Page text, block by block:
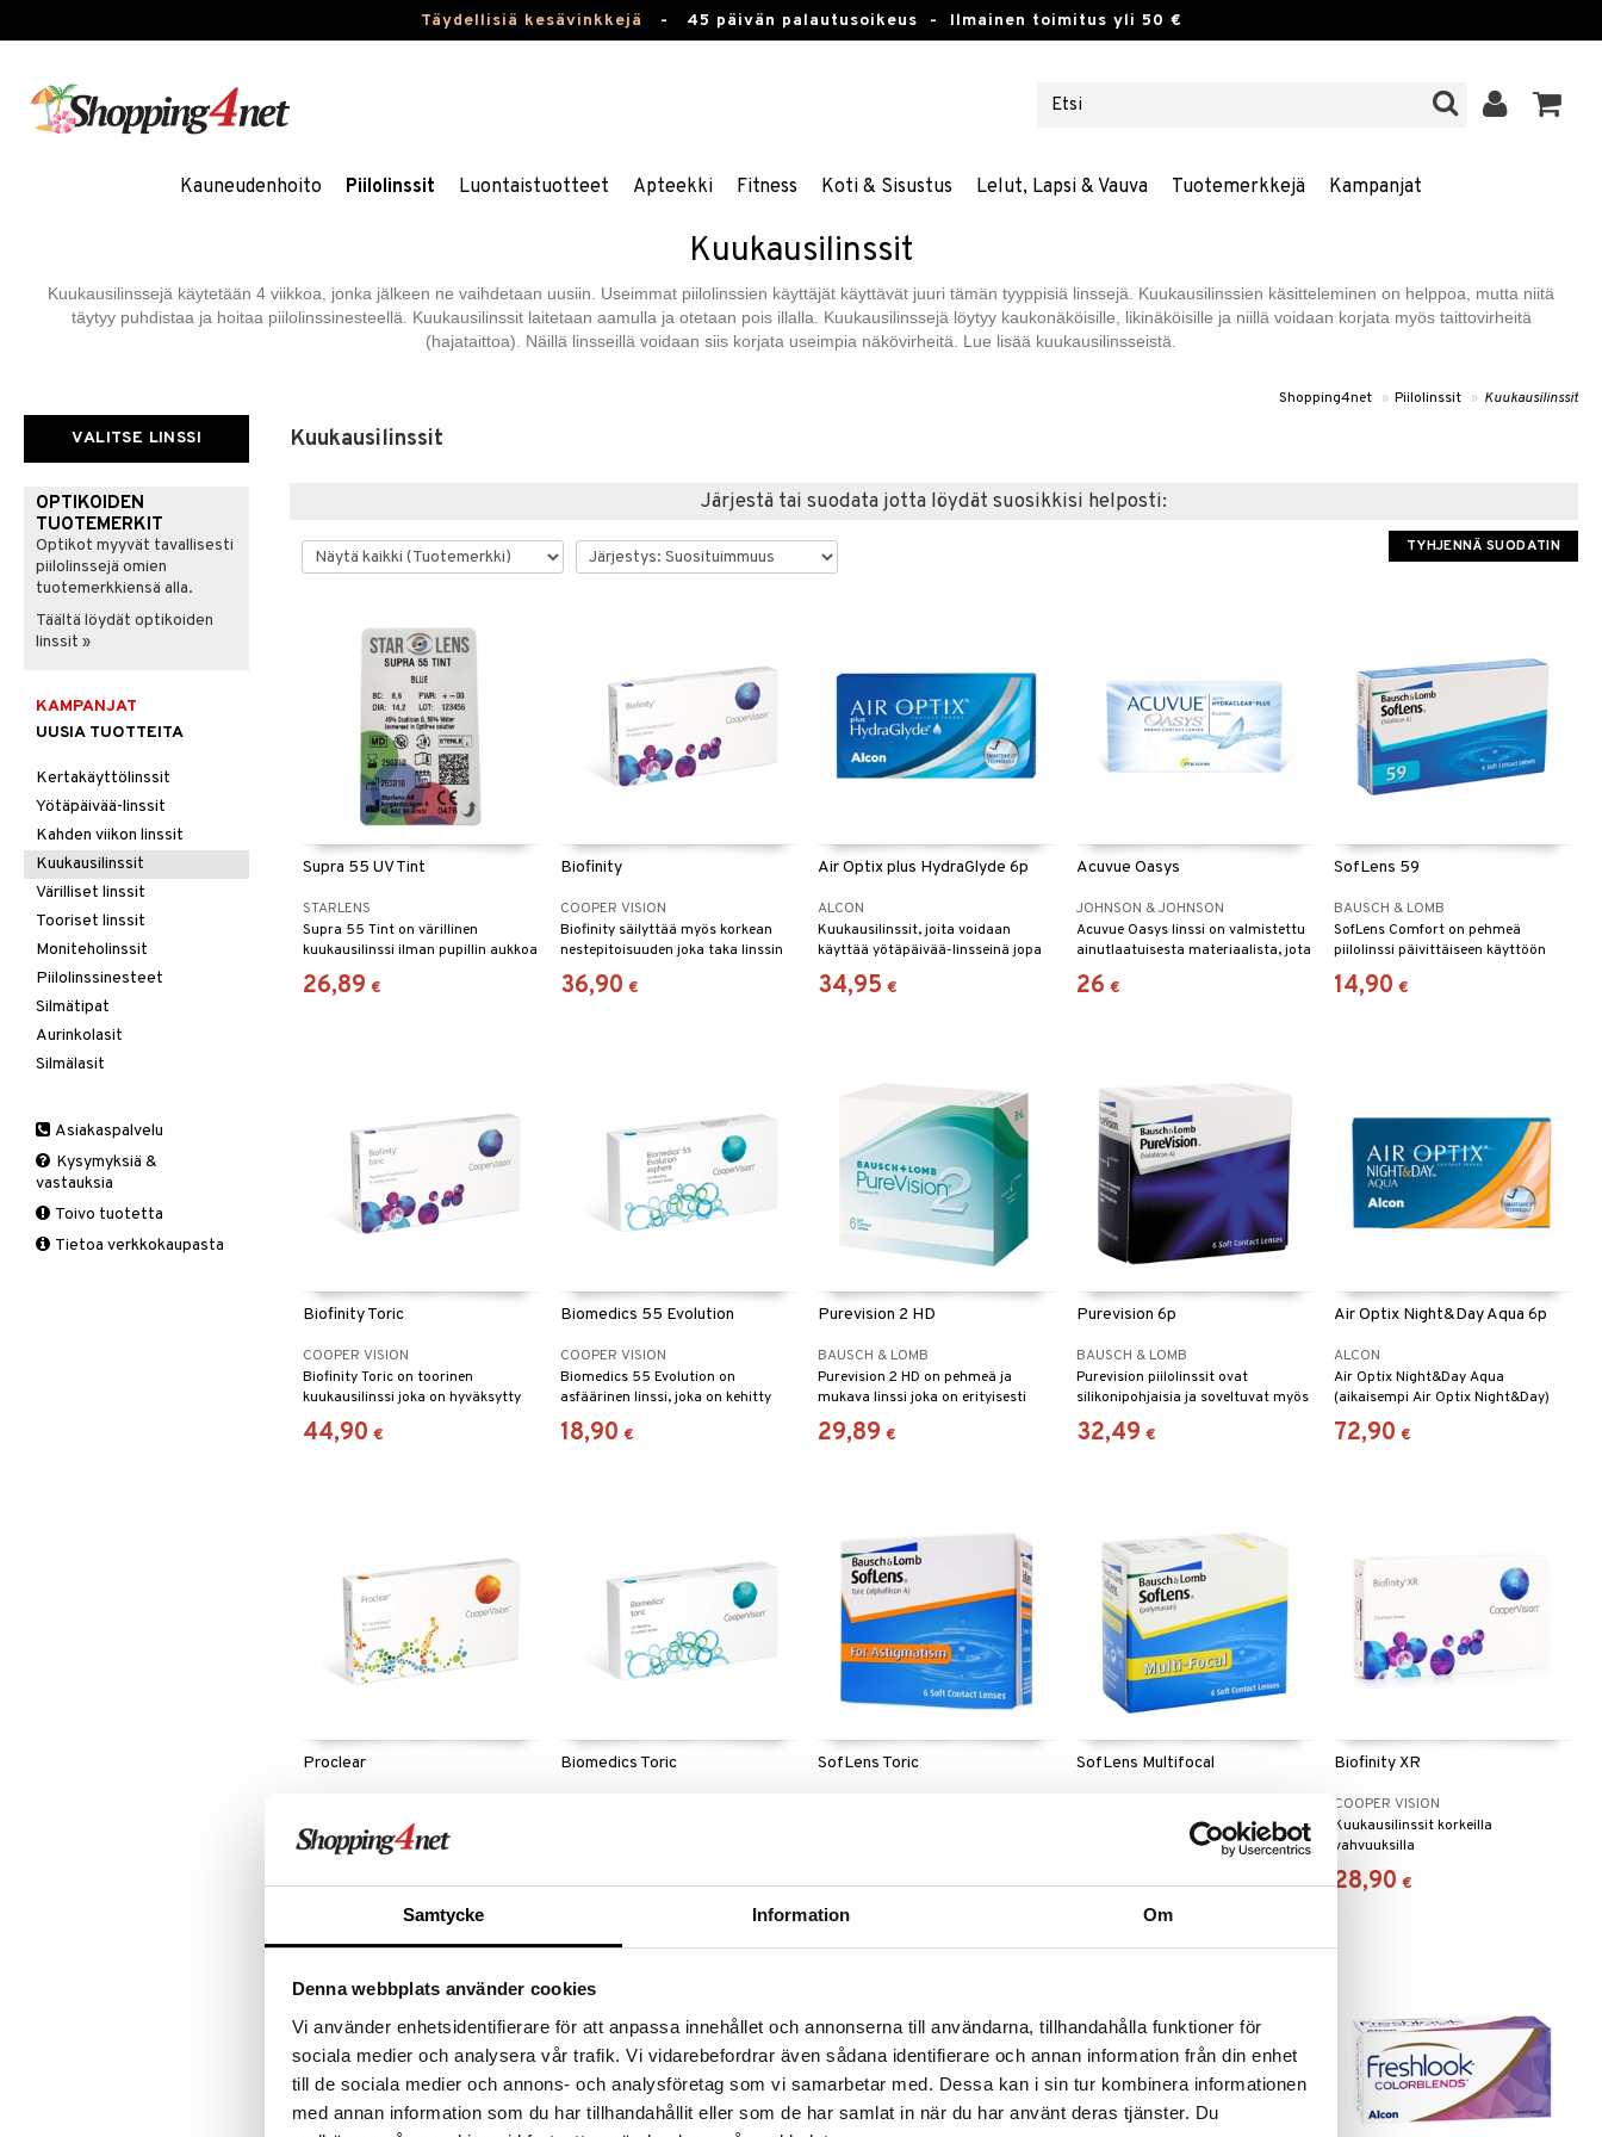
Samtycke Information Om
Denna webbplats använder cookies
Vi använder enhetsidentifierare för att anpassa innehållet och annonserna till användarna, tillhandahålla funktioner för
sociala medier och analysera vår trafik. Vi vidarebefordrar även sådana identifierare och annan information från din enhet
till de sociala medier och annons- och analysföretag som vi samarbetar med. Dessa kan i sin tur kombinera informationen
med annan information som du har tillhandahållit eller som de har samlat in när du har använt deras tjänster. Du
Täydellisiä kesävinkkejä - 45 päivän palautusoikeus - Ilmainen toimitus yli 50 €
Kauneudenhoito Piilolinssit Luontaistuotteet Apteekki Fitness Koti & Sisustus Lelut, Lapsi & Vauva Tuotemerkkejä Kampanjat
Kuukausilinssit
Kuukausilinssejä käytetään 4 viikkoa, jonka jälkeen ne vaihdetaan uusiin. Useimmat piilolinssien käyttäjät käyttävät juuri tämän tyyppisiä linssejä. Kuukausilinssien käsitteleminen on helppoa, mutta niitä
täytyy puhdistaa ja hoitaa piilolinssinesteellä. Kuukausilinssit laitetaan aamulla ja otetaan pois illalla. Kuukausilinssejä löytyy kaukonäköisille, likinäköisille ja niillä voidaan korjata myös taittovirheitä
(hajataittoa). Näillä linsseillä voidaan siis korjata useimpia näkövirheitä. Lue lisää kuukausilinsseistä.
Shopping4net » Piilolinssit » Kuukausilinssit
Kuukausilinssit
Järjestä tai suodata jotta löydät suosikkisi helposti:
TYHJENNÄ SUODATIN
Supra 55 UV Tint
STARLENS
Supra 55 Tint on värillinen
kuukausilinssi ilman pupillin aukkoa
Starlensilta.
26,89 €
Biofinity
COOPER VISION
Biofinity säilyttää myös korkean
nestepitoisuuden joka taka linssin
pehmeyden ja joustavuuden antaen
todellisen mukavuuden tunteen
36,90 €
Air Optix plus HydraGlyde 6p
ALCON
Kuukausilinssit, joita voidaan
käyttää yötäpäivää-linsseinä jopa
6 vuorokauden ajan
34,95 €
Acuvue Oasys
JOHNSON & JOHNSON
Acuvue Oasys linssi on valmistettu
ainutlaatuisesta materiaalista, jota
kutsutaan nimellä 'hydraclear plus'.
Linssi on pehmeä ja joustava sekä
26 €
SofLens 59
BAUSCH & LOMB
SofLens Comfort on pehmeä
piilolinssi päivittäiseen käyttöön
kuukauden ajan.
14,90 €
Biofinity Toric
COOPER VISION
Biofinity Toric on toorinen
kuukausilinssi joka on hyväksytty
ympärivuorokautiseen käyttöön.
44,90 €
Biomedics 55 Evolution
COOPER VISION
Biomedics 55 Evolution on
asfäärinen linssi, joka on kehitty
Biomedics 55 -linssistä.
18,90 €
Purevision 2 HD
BAUSCH & LOMB
Purevision 2 HD on pehmeä ja
mukava linssi joka on erityisesti
suunniteltu antamaan selkeän ja
tarkan näkökyvyn heikommassakin
29,89 €
Purevision 6p
BAUSCH & LOMB
Purevision piilolinssit ovat
silikonipohjaisia ja soveltuvat myös
yökäyttöön.
32,49 €
Air Optix Night&Day Aqua 6p
ALCON
Air Optix Night&Day Aqua
(aikaisempi Air Optix Night&Day)
ovat ympäri vuorokauden
käytettäviä piilolinssejä. Seuraa
72,90 €
Proclear
Proclear Compatibles -piilolinssi on
valmistettu likaa hylkivästä
hengittävä koko päivän ajan.
20,69 €
Biomedics Toric
41,90 €
SofLens Toric
38,90 €
SofLens Multifocal
SofLens Multifocal on
moniteholinssi, jonka
ikänäköä ja mahdollistaa
näkemisen niin lähelle kuin kauas.
45,19 €
Biofinity XR
COOPER VISION
Kuukausilinssit korkeilla
vahvuuksilla
28,90 €
VALITSE LINSSI
OPTIKOIDEN
TUOTEMERKIT
Optikot myyvät tavallisesti
piilolinssejä omien
tuotemerkkiensä alla.
Täältä löydät optikoiden
linssit »
KAMPANJAT
UUSIA TUOTTEITA
Kertakäyttölinssit
Yötäpäivää-linssit
Kahden viikon linssit
Kuukausilinssit
Värilliset linssit
Tooriset linssit
Moniteholinssit
Piilolinssinesteet
Silmätipat
Aurinkolasit
Silmälasit
Asiakaspalvelu
Kysymyksiä &
vastauksia
Toivo tuotetta
Tietoa verkkokaupasta